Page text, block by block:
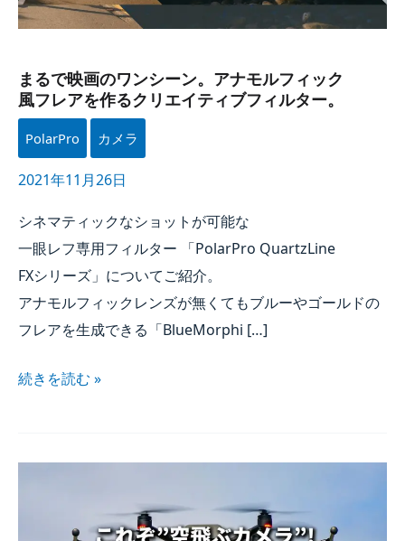
まるで​映画の​ワンシーン。​アナモルフィック​
風フレアを​作る​クリエイティブフィルター。
PolarPro カメラ
2021年11月26日
シネマティックな​ショットが​可能な​
一眼レフ専用フィルター ​「PolarPro QuartzLine
FXシリーズ」に​ついて​ご紹介。​
アナモルフィックレンズが​無くても​ブルーや​ゴールドの​
フレアを​生成できる​「BlueMorphi […​]
クリエイティブフィルター。
続きを​読む »
SONY『Airpeak